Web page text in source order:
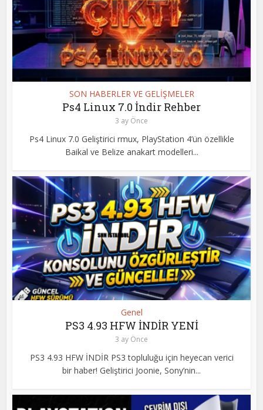
SON HABERLER VE GELİŞMELER
Ps4 Linux 7.0 İndir Rehber
3 ay Önce
Ps4 Linux 7.0 Geliştirici rmux, PlayStation 4’ün özellikle
Baikal ve Belize anakart modelleri...
Genel
PS3 4.93 HFW İNDİR YENİ
3 ay Önce
PS3 4.93 HFW İNDİR PS3 topluluğu için heyecan verici
bir haber! Geliştirici Joonie, Sony’nin...